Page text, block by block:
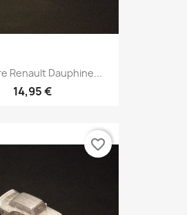
Renault Dauphine...
14,95 €
favorite_border